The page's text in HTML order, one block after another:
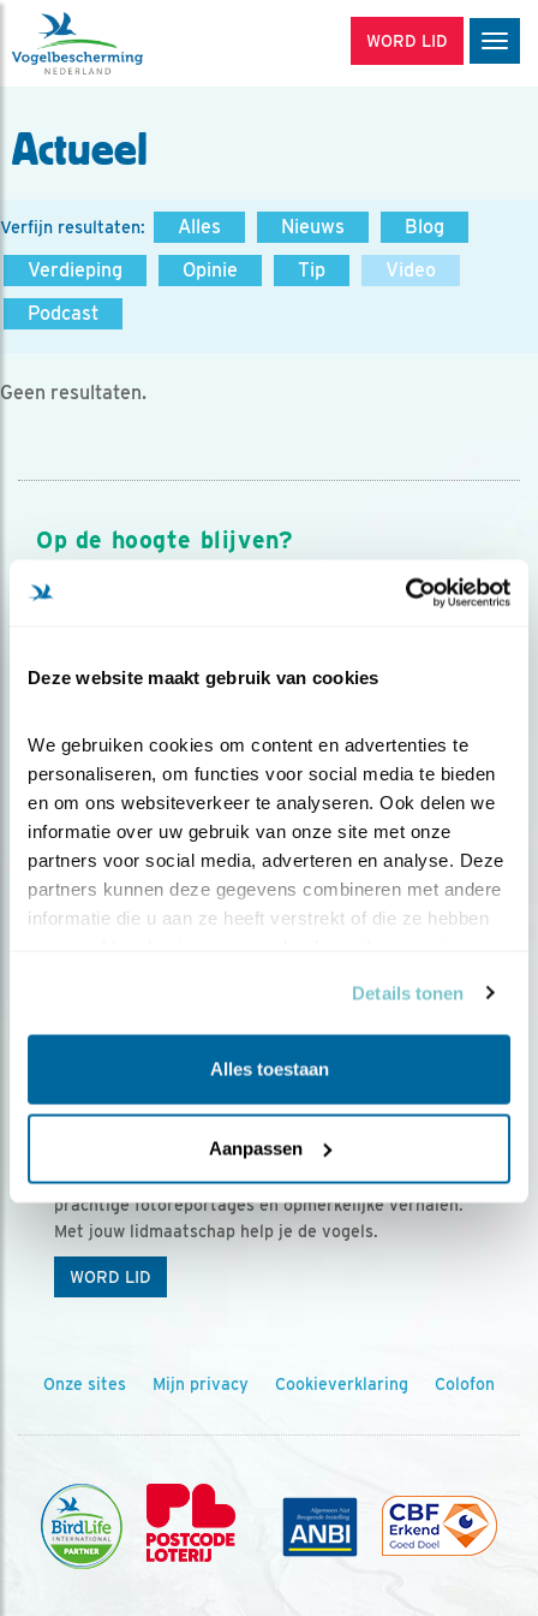
Deze website maakt gebruik van cookies
We gebruiken cookies om content en advertenties te
personaliseren, om functies voor social media te bieden
en om ons websiteverkeer te analyseren. Ook delen we
informatie over uw gebruik van onze site met onze
partners voor social media, adverteren en analyse. Deze
partners kunnen deze gegevens combineren met andere
informatie die u aan ze heeft verstrekt of die ze hebben
Details tonen
Alles toestaan
Aanpassen
WORD LID
Actueel
Verfijn resultaten: Alles Nieuws
Blog
Verdieping
Opinie Tip
Video
Podcast
Geen resultaten.
Op de hoogte blijven?
Meld je aan en ontvang nieuws, inspiratie, acties en tips
over vogels en activiteiten van Vogelbescherming.
Ontvang 5 x Vogels voor € 36,00 per jaar
Vogels is het tijdschrift voor onze leden, met
prachtige fotoreportages en opmerkelijke verhalen.
Met jouw lidmaatschap help je de vogels.
WORD LID
Onze sites Mijn privacy Cookieverklaring Colofon